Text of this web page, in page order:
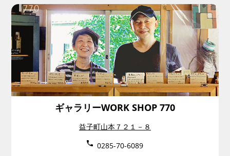
ギャラリーWORK SHOP 770
益子町山本７２１－８
0285-70-6089